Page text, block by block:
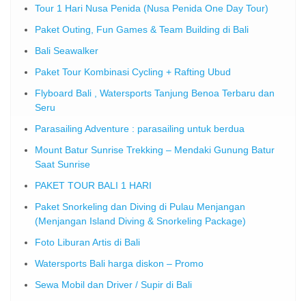
Tour 1 Hari Nusa Penida (Nusa Penida One Day Tour)
Paket Outing, Fun Games & Team Building di Bali
Bali Seawalker
Paket Tour Kombinasi Cycling + Rafting Ubud
Flyboard Bali , Watersports Tanjung Benoa Terbaru dan
Seru
Parasailing Adventure : parasailing untuk berdua
Mount Batur Sunrise Trekking – Mendaki Gunung Batur
Saat Sunrise
PAKET TOUR BALI 1 HARI
Paket Snorkeling dan Diving di Pulau Menjangan
(Menjangan Island Diving & Snorkeling Package)
Foto Liburan Artis di Bali
Watersports Bali harga diskon – Promo
Sewa Mobil dan Driver / Supir di Bali